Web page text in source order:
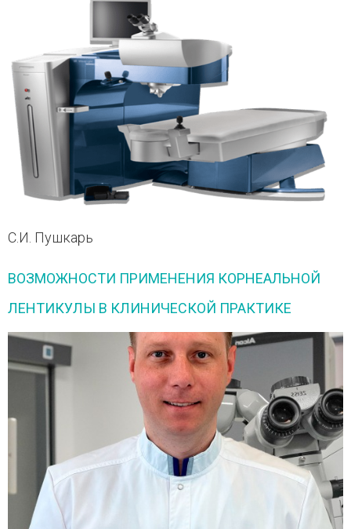
С.И. Пушкарь
ВОЗМОЖНОСТИ ПРИМЕНЕНИЯ КОРНЕАЛЬНОЙ
ЛЕНТИКУЛЫ В КЛИНИЧЕСКОЙ ПРАКТИКЕ